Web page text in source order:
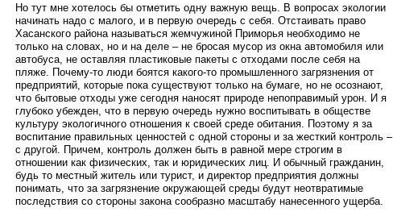
Но тут мне хотелось бы отметить одну важную вещь. В вопросах экологии
начинать надо с малого, и в первую очередь с себя. Отстаивать право
Хасанского района называться жемчужиной Приморья необходимо не
только на словах, но и на деле – не бросая мусор из окна автомобиля или
автобуса, не оставляя пластиковые пакеты с отходами после себя на
пляже. Почему-то люди боятся какого-то промышленного загрязнения от
предприятий, которые пока существуют только на бумаге, но не осознают,
что бытовые отходы уже сегодня наносят природе непоправимый урон. И я
глубоко убежден, что в первую очередь нужно воспитывать в обществе
культуру экологичного отношения к своей среде обитания. Поэтому я за
воспитание правильных ценностей с одной стороны и за жесткий контроль –
с другой. Причем, контроль должен быть в равной мере строгим в
отношении как физических, так и юридических лиц. И обычный гражданин,
будь то местный житель или турист, и директор предприятия должны
понимать, что за загрязнение окружающей среды будут неотвратимые
последствия со стороны закона сообразно масштабу нанесенного ущерба.